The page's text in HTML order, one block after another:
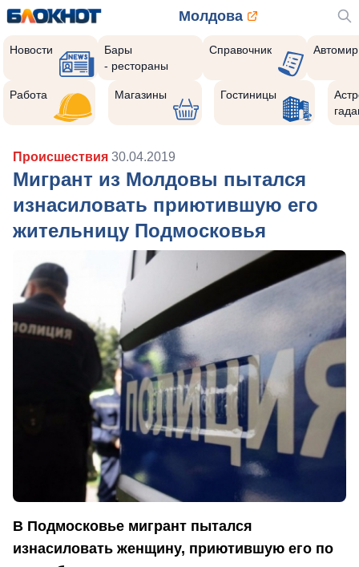
Молдова
Новости
Бары
- рестораны
Справочник Автомир
Работа Магазины Гостиницы
Происшествия 30.04.2019
Мигрант из Молдовы пытался
изнасиловать приютившую его
жительницу Подмосковья
В Подмосковье мигрант пытался
изнасиловать женщину, приютившую его по